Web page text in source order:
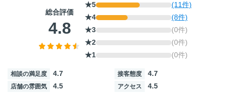
総合評価
4.8
★5
(11件)
★4
(8件)
★3
(0件)
★2
(0件)
★1
(0件)
相談の満足度 4.7 接客態度 4.7
店舗の雰囲気 4.5 アクセス 4.5